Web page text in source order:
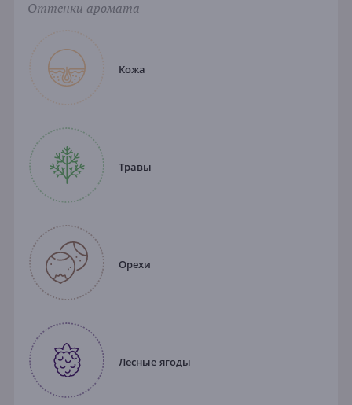
Оттенки аромата
Кожа
Травы
Орехи
Лесные ягоды